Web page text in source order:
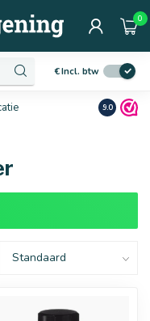
0
€Incl. btw
Ruim10
9.0
20 mm